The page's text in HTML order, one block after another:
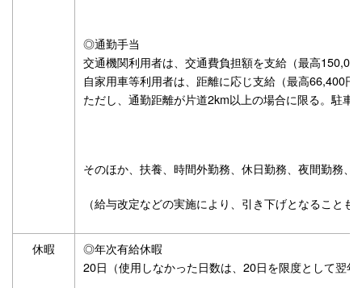
◎通勤手当
交通機関利用者は、交通費負担額を支給（最高
自家用車等利用者は、距離に応じ支給（最高66,400円
ただし、通勤距離が片道2km以上の場合に限る。駐車
そのほか、扶養、時間外勤務、休日勤務、夜間勤務、
（給与改定などの実施により、引き下げとなることも
休暇
◎年次有給休暇
20日（使用しなかった日数は、20日を限度として翌